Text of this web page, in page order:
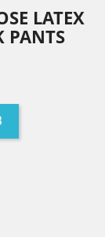
LATEX
PANTS